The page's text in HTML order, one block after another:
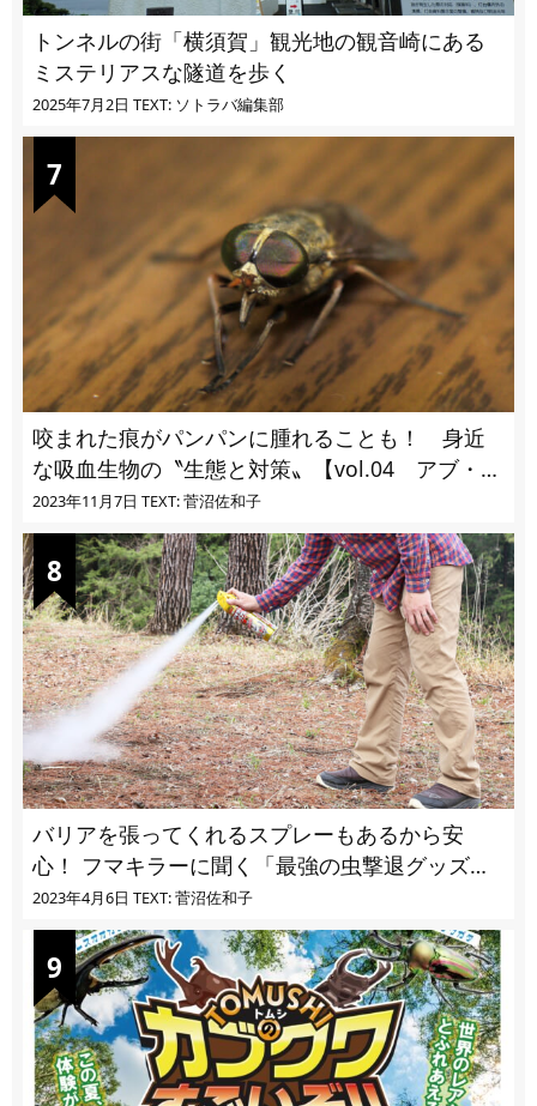
トンネルの街「横須賀」観光地の観音崎にある
ミステリアスな隧道を歩く
2025年7月2日 TEXT: ソトラバ編集部
咬まれた痕がパンパンに腫れることも！ 身近
な吸血生物の〝生態と対策〟【vol.04 アブ・ブ
ユ・ヌカカ】
2023年11月7日 TEXT: 菅沼佐和子
バリアを張ってくれるスプレーもあるから安
心！ フマキラーに聞く「最強の虫撃退グッズ
vol.4」【キャンプサイトで使う虫よけ】
2023年4月6日 TEXT: 菅沼佐和子